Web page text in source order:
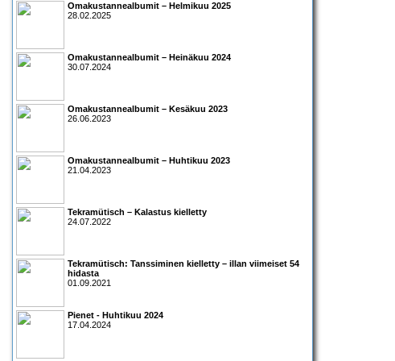
Omakustannealbumit – Helmikuu 2025
28.02.2025
Omakustannealbumit – Heinäkuu 2024
30.07.2024
Omakustannealbumit – Kesäkuu 2023
26.06.2023
Omakustannealbumit – Huhtikuu 2023
21.04.2023
Tekramütisch – Kalastus kielletty
24.07.2022
Tekramütisch: Tanssiminen kielletty – illan viimeiset 54
hidasta
01.09.2021
Pienet - Huhtikuu 2024
17.04.2024